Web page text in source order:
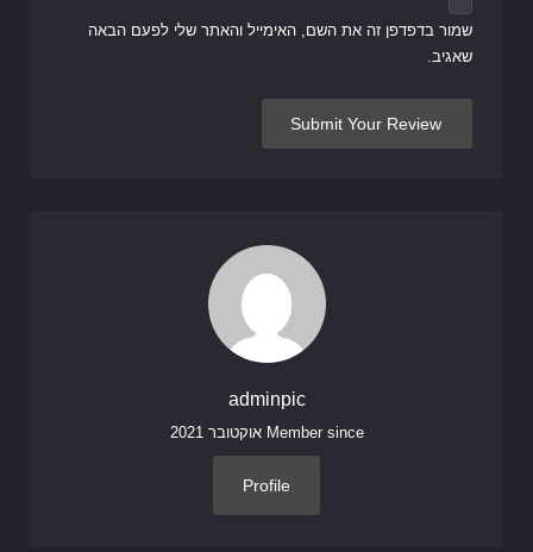
שמור בדפדפן זה את השם, האימייל והאתר שלי לפעם הבאה
שאגיב.
adminpic
Member since אוקטובר 2021
Profile